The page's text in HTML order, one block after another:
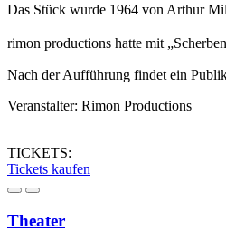
Das Stück wurde 1964 von Arthur
rimon productions hatte mit
Nach der Aufführung findet ein
Veranstalter: Rimon Productions
TICKETS:
Tickets kaufen
Theater